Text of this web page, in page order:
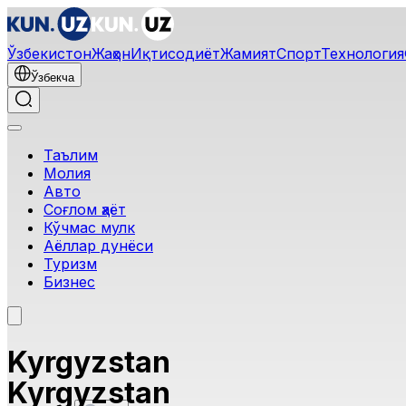
ЎзбекистонЖаҳонИқтисодиётЖамиятСпортТехнология
Ўзбекча
Таълим
Молия
Авто
Соғлом ҳаёт
Кўчмас мулк
Аёллар дунёси
Туризм
Бизнес
Kyrgyzstan
Kyrgyzstan